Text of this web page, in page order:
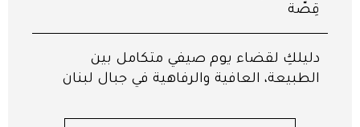
قِصّة
دليلكِ لقضاء يوم صيفي متكامل بين
الطبيعة، العافية والرفاهية في جبال لبنان